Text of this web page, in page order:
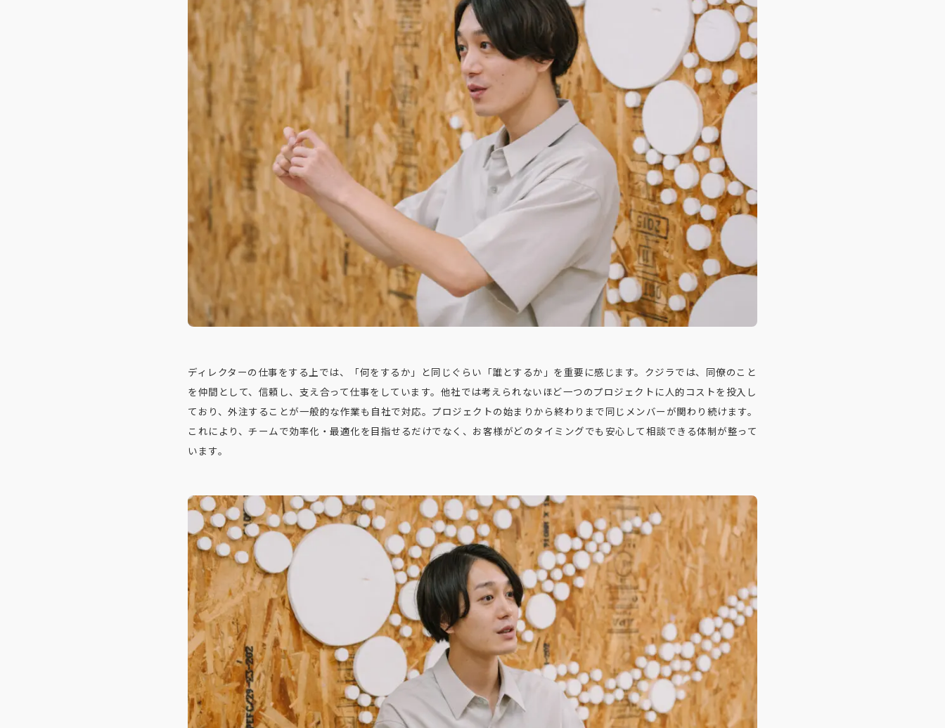
ディレクターの仕事をする上では、「何をするか」と同じぐらい「誰とするか」を重要に感じます。クジラでは、同僚のこと
を仲間として、信頼し、支え合って仕事をしています。他社では考えられないほど一つのプロジェクトに人的コストを投入し
ており、外注することが一般的な作業も自社で対応。プロジェクトの始まりから終わりまで同じメンバーが関わり続けます。
これにより、チームで効率化・最適化を目指せるだけでなく、お客様がどのタイミングでも安心して相談できる体制が整って
います。